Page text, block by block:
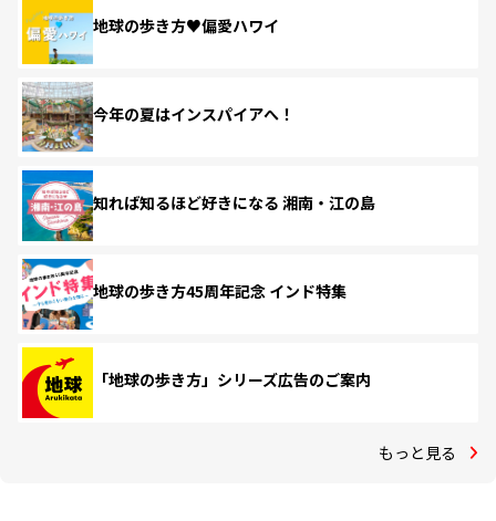
地球の歩き方♥偏愛ハワイ
今年の夏はインスパイアへ！
知れば知るほど好きになる 湘南・江の島
地球の歩き方45周年記念 インド特集
「地球の歩き方」シリーズ広告のご案内
もっと見る